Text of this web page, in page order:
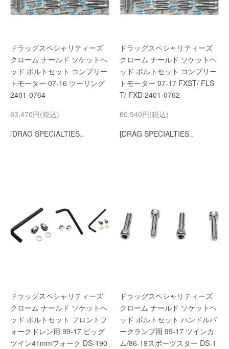
ドラッグスペシャリティーズ
クローム ナールド ソケットヘ
ッド ボルトセット コンプリー
トモーター 07-16 ツーリング
2401-0764
63,470円(税込)
[DRAG SPECIALTIES..
ドラッグスペシャリティーズ
クローム ナールド ソケットヘ
ッド ボルトセット コンプリー
トモーター 07-17 FXST/ FLS
T/ FXD 2401-0762
60,940円(税込)
[DRAG SPECIALTIES..
ドラッグスペシャリティーズ
クローム ナールド ソケットヘ
ッド ボルトセット フロントフ
ォークドレン用 99-17 ビッグ
ツイン41mmフォーク DS-190
ドラッグスペシャリティーズ
クローム ナールド ソケットヘ
ッド ボルトセット ハンドルバ
ークランプ用 99-17 ツインカ
ム/86-19スポーツスター DS-1